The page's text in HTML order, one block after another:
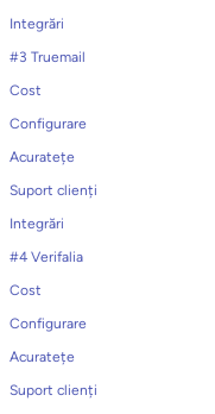
Integrări
#3 Truemail
Cost
Configurare
Acuratețe
Suport clienți
Integrări
#4 Verifalia
Cost
Configurare
Acuratețe
Suport clienți